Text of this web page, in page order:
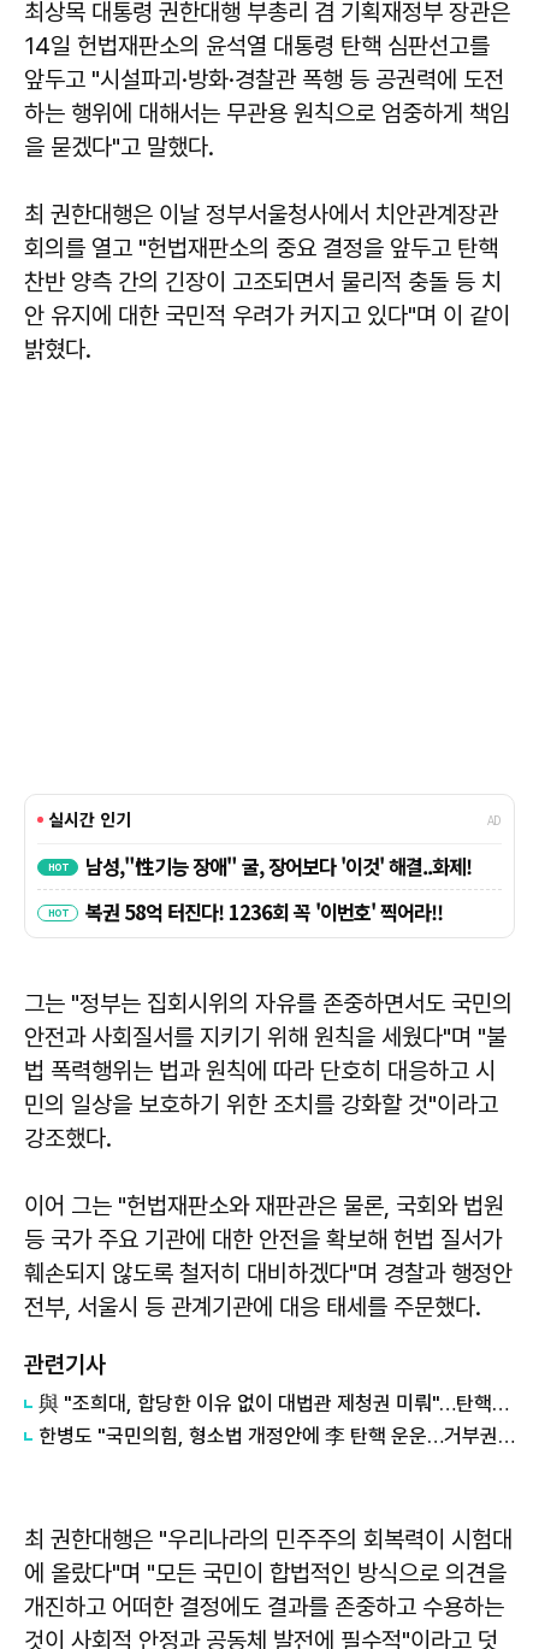
최상목 대통령 권한대행 부총리 겸 기획재정부 장관은
14일 헌법재판소의 윤석열 대통령 탄핵 심판선고를
앞두고 "시설파괴·방화·경찰관 폭행 등 공권력에 도전
하는 행위에 대해서는 무관용 원칙으로 엄중하게 책임
을 묻겠다"고 말했다.
최 권한대행은 이날 정부서울청사에서 치안관계장관
회의를 열고 "헌법재판소의 중요 결정을 앞두고 탄핵
찬반 양측 간의 긴장이 고조되면서 물리적 충돌 등 치
안 유지에 대한 국민적 우려가 커지고 있다"며 이 같이
밝혔다.
그는 "정부는 집회시위의 자유를 존중하면서도 국민의
안전과 사회질서를 지키기 위해 원칙을 세웠다"며 "불
법 폭력행위는 법과 원칙에 따라 단호히 대응하고 시
민의 일상을 보호하기 위한 조치를 강화할 것"이라고
강조했다.
이어 그는 "헌법재판소와 재판관은 물론, 국회와 법원
등 국가 주요 기관에 대한 안전을 확보해 헌법 질서가
훼손되지 않도록 철저히 대비하겠다"며 경찰과 행정안
전부, 서울시 등 관계기관에 대응 태세를 주문했다.
관련기사
與 "조희대, 합당한 이유 없이 대법관 제청권 미뤄"…탄핵은 '신중'
한병도 "국민의힘, 형소법 개정안에 李 탄핵 운운…거부권 행사 겁박"
최 권한대행은 "우리나라의 민주주의 회복력이 시험대
에 올랐다"며 "모든 국민이 합법적인 방식으로 의견을
개진하고 어떠한 결정에도 결과를 존중하고 수용하는
것이 사회적 안정과 공동체 발전에 필수적"이라고 덧